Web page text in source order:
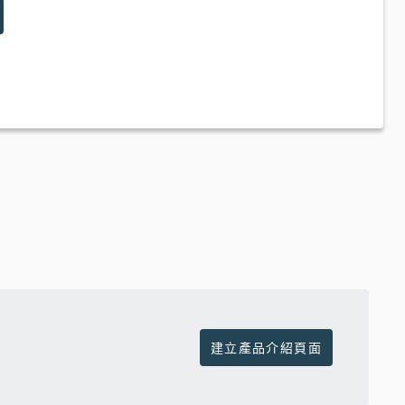
建立產品介紹頁面